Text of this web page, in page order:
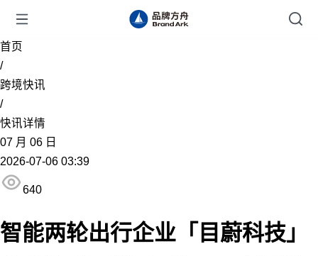
首页
/
跨境快讯
/
快讯详情
07 月 06 日
2026-07-06 03:39
640
智能两轮出行企业「目蔚科技」